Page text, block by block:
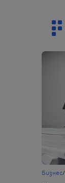
Бизнес/